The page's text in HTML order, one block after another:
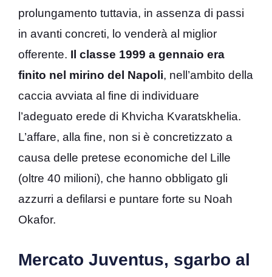
prolungamento tuttavia, in assenza di passi
in avanti concreti, lo venderà al miglior
offerente. Il classe 1999 a gennaio era
finito nel mirino del Napoli, nell’ambito della
caccia avviata al fine di individuare
l’adeguato erede di Khvicha Kvaratskhelia.
L’affare, alla fine, non si è concretizzato a
causa delle pretese economiche del Lille
(oltre 40 milioni), che hanno obbligato gli
azzurri a defilarsi e puntare forte su Noah
Okafor.
Mercato Juventus, sgarbo al